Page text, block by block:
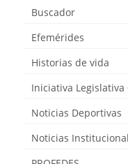
Buscador
Efemérides
Historias de vida
Iniciativa Legislativa
Noticias Deportivas
Noticias